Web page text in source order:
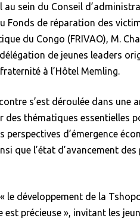
sein du Conseil
Fonds de réparation des
du Congo (FRIVAO), M.
de jeunes leaders
à l’Hôtel Memling.
s’est déroulée dans une
thématiques essentielles
d’émergence
que l’état d’avancement
le développement de la
précieuse », invitant les